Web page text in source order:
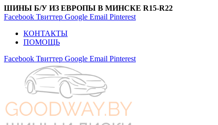
ШИНЫ Б/У ИЗ ЕВРОПЫ В МИНСКЕ R15-R22
Facebook Твиттер Google Email Pinterest
КОНТАКТЫ
ПОМОЩЬ
Facebook Твиттер Google Email Pinterest